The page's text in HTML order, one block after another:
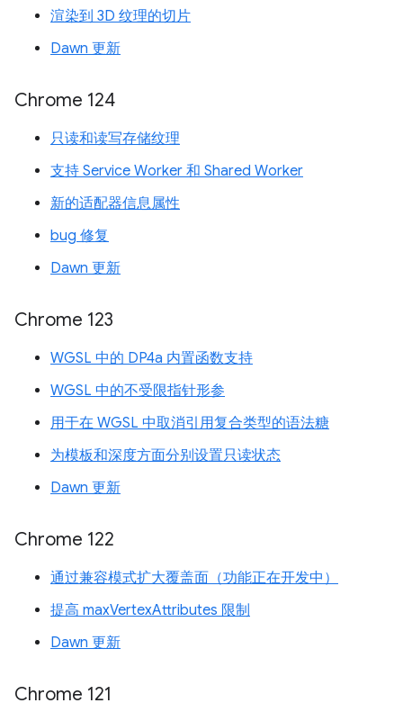
渲染到 3D 纹理的切片
Dawn 更新
Chrome 124
只读和读写存储纹理
支持 Service Worker 和 Shared Worker
新的适配器信息属性
bug 修复
Dawn 更新
Chrome 123
WGSL 中的 DP4a 内置函数支持
WGSL 中的不受限指针形参
用于在 WGSL 中取消引用复合类型的语法糖
为模板和深度方面分别设置只读状态
Dawn 更新
Chrome 122
通过兼容模式扩大覆盖面（功能正在开发中）
提高 maxVertexAttributes 限制
Dawn 更新
Chrome 121